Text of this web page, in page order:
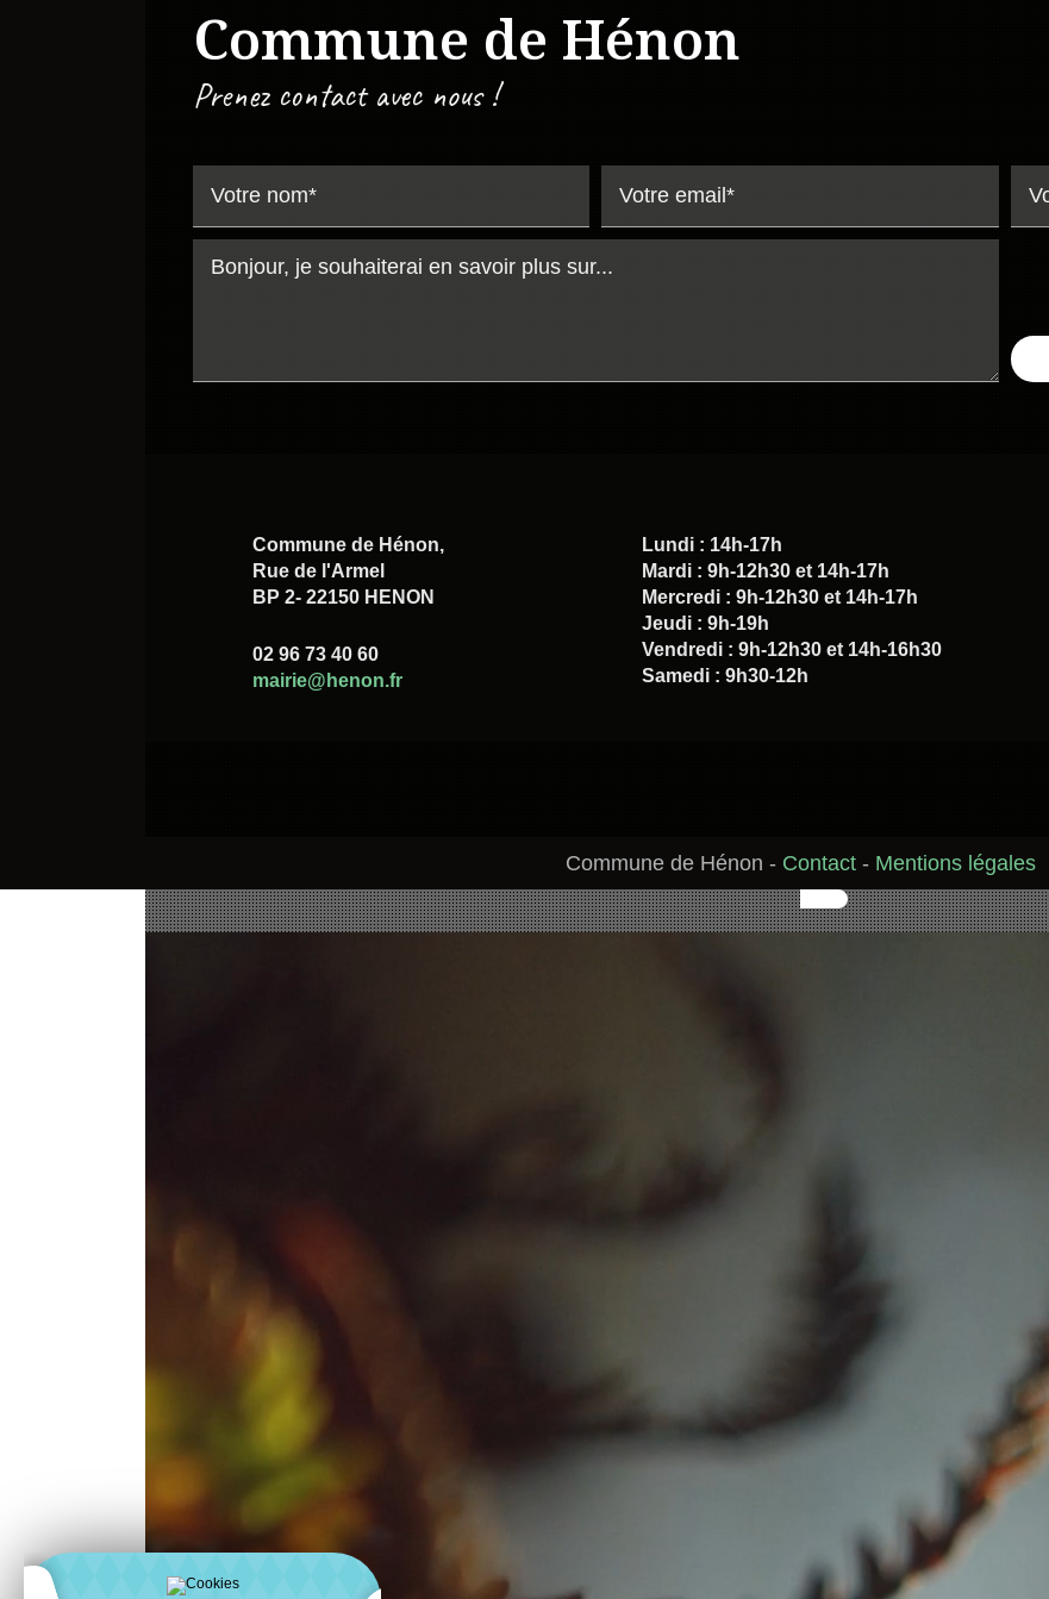
Commune de Hénon
Prenez contact avec nous !
Commune de Hénon,
Rue de l'Armel
BP 2- 22150 HENON
02 96 73 40 60
mairie@henon.fr
Lundi : 14h-17h
Mardi : 9h-12h30 et 14h-17h
Mercredi : 9h-12h30 et 14h-17h
Jeudi : 9h-19h
Vendredi : 9h-12h30 et 14h-16h30
Samedi : 9h30-12h
Commune de Hénon - Contact - Mentions légales